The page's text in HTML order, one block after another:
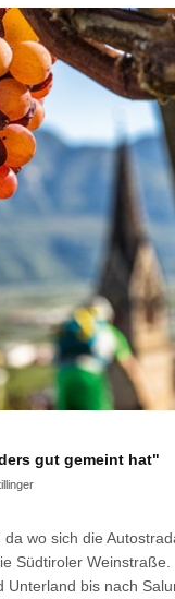
gut gemeint hat"
wo sich die
Südtiroler
Unterland bis nach